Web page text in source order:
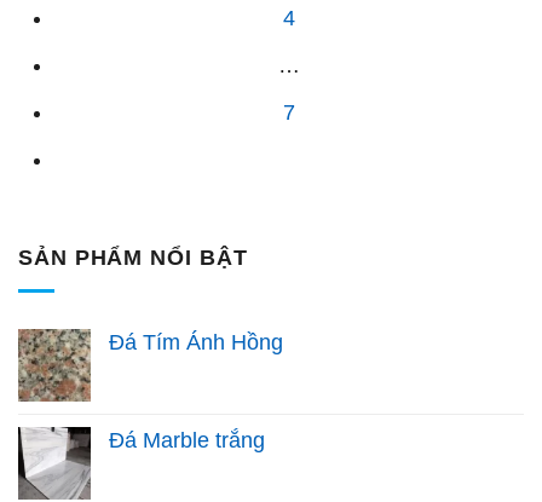
4
…
7
SẢN PHẨM NỔI BẬT
Đá Tím Ánh Hồng
Đá Marble trắng